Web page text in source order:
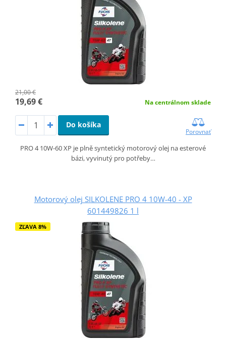
21,00 €
19,69 € Na centrálnom sklade
Do košíka
Porovnať
PRO 4 10W-60 XP je plně syntetický motorový olej na esterové
bázi, vyvinutý pro potřeby…
Motorový olej SILKOLENE PRO 4 10W-40 - XP
601449826 1 l
ZĽAVA 8%